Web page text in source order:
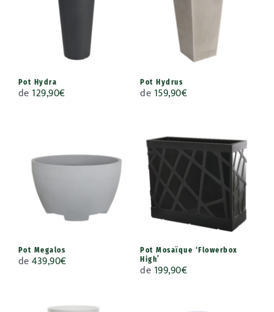
Pot Hydra
de 129,90€
Pot Hydrus
de 159,90€
Pot Megalos
de439,90€
Pot Mosaïque ‘Flowerbox
High’
de 199,90€